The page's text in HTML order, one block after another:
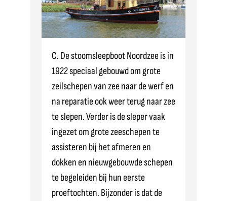
C. De stoomsleepboot Noordzee is in
1922 speciaal gebouwd om grote
zeilschepen van zee naar de werf en
na reparatie ook weer terug naar zee
te slepen. Verder is de sleper vaak
ingezet om grote zeeschepen te
assisteren bij het afmeren en
dokken en nieuwgebouwde schepen
te begeleiden bij hun eerste
proeftochten. Bijzonder is dat de